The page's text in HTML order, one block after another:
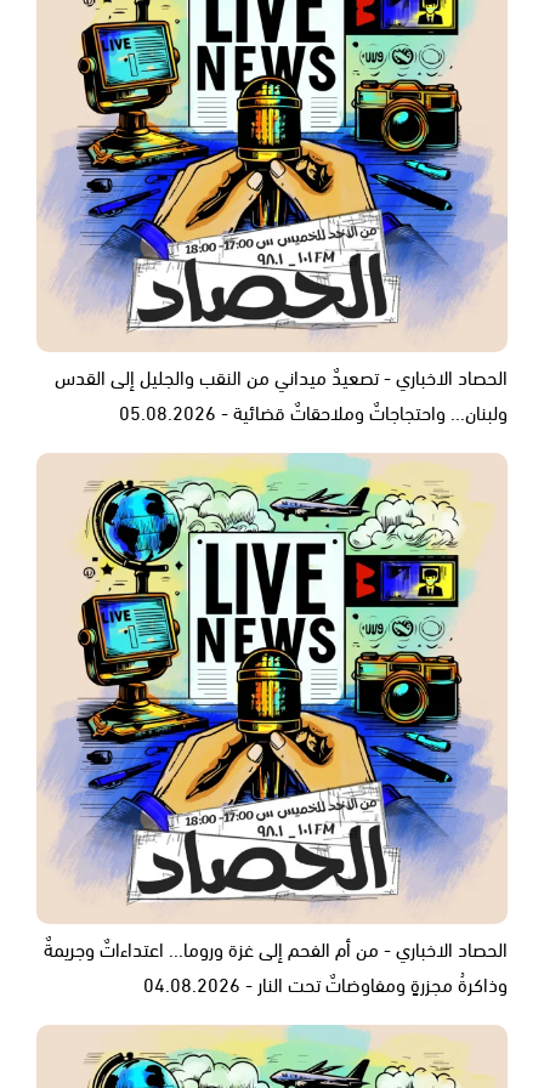
الحصاد الاخباري - تصعيدٌ ميداني من النقب والجليل إلى القدس
ولبنان... واحتجاجاتٌ وملاحقاتٌ قضائية - 05.08.2026
الحصاد الاخباري - من أم الفحم إلى غزة وروما... اعتداءاتٌ وجريمةٌ
وذاكرةُ مجزرةٍ ومفاوضاتٌ تحت النار - 04.08.2026